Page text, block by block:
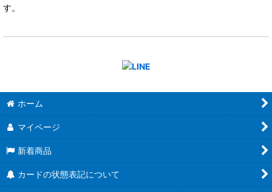
す。
ホーム
マイページ
新着商品
カードの状態表記について